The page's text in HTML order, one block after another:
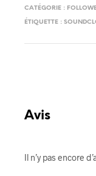
CATÉGORIE :
ÉTIQUETTE :
Avis
Il n’y pas encore